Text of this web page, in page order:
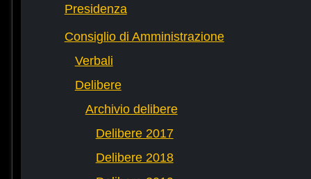
Presidenza
Consiglio di Amministrazione
Verbali
Delibere
Archivio delibere
Delibere 2017
Delibere 2018